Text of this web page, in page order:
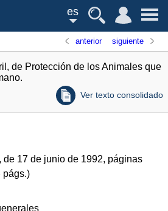
es
anterior siguiente
de Protección de los Animales que
Ver texto consolidado
de 17 de junio de 1992, páginas
págs.)